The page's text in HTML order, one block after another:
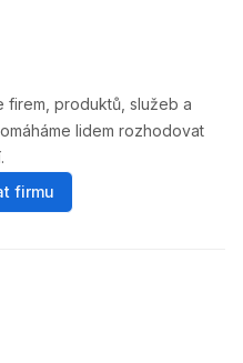
firem, produktů, služeb a
lidem rozhodovat
firmu